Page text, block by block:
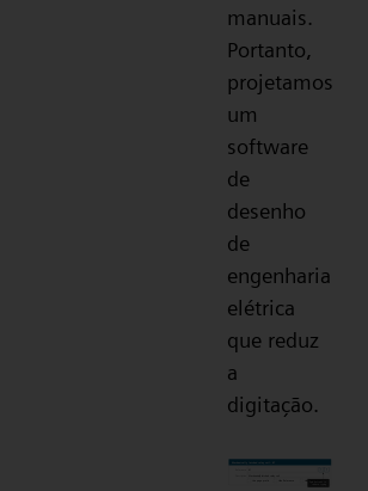
manuais.
Portanto,
projetamos
um
software
de
desenho
de
engenharia
elétrica
que reduz
a
digitação.